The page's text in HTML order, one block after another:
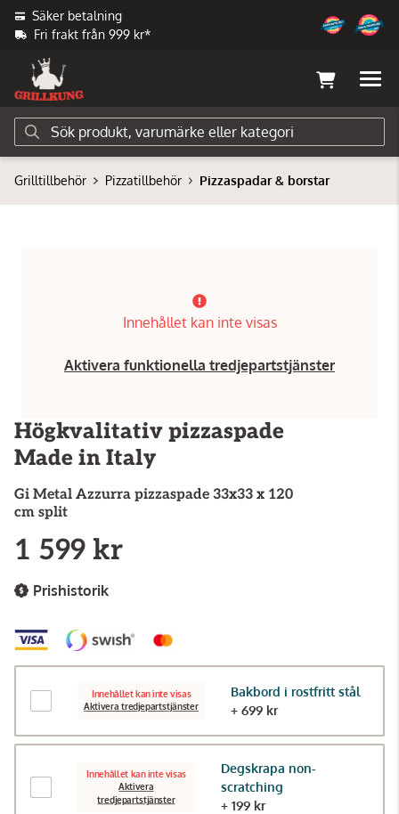
Säker betalning
Fri frakt från 999 kr*
Grilltillbehör Pizzatillbehör Pizzaspadar & borstar
Innehållet kan inte visas
Aktivera funktionella tredjepartstjänster
Högkvalitativ pizzaspade
Made in Italy
Gi Metal Azzurra pizzaspade 33x33 x 120
cm split
1 599 kr
Prishistorik
Innehållet kan inte visas
Aktivera tredjepartstjänster
Bakbord i rostfritt stål
+ 699 kr
Innehållet kan inte visas
Aktivera
tredjepartstjänster
Degskrapa non-
scratching
+ 199 kr